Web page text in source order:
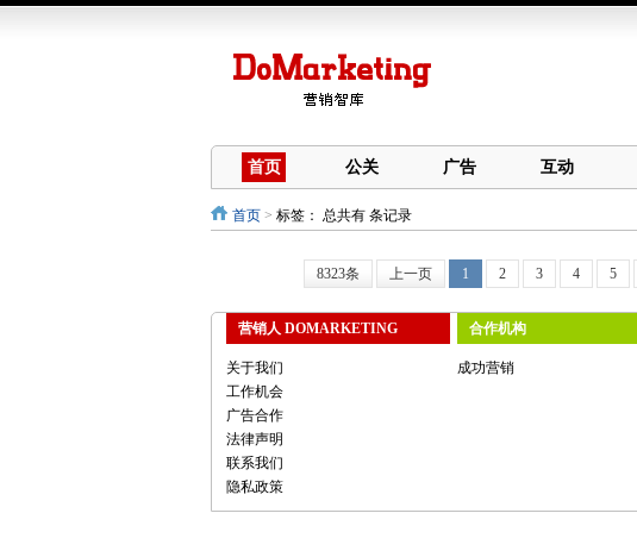
首页 公关 广告 互动
首页 > 标签： 总共有 条记录
8323条 上一页 1 2 3 4 5
营销人 DOMARKETING
关于我们
工作机会
广告合作
法律声明
联系我们
隐私政策
合作机构
成功营销